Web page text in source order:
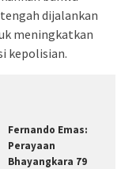
dijalankan
meningkatkan
kepolisian.
Fernando Emas:
Perayaan
Bhayangkara 79